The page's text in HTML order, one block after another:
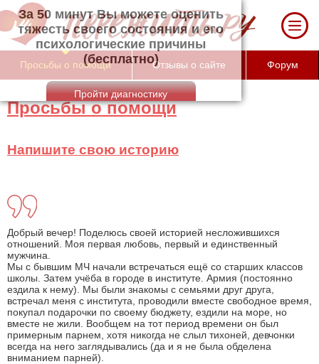
За 50 минут Вы можете оценить тяжесть
своего состояния и его психологические
причины (бесплатно)
Просьбы о помощи Отзывы о сайте Форум
Просьбы о помощи
Напишите свою историю
Добрый вечер! Поделюсь своей историей несложившихся
отношений. Моя первая любовь, первый и единственный
мужчина.
Мы с бывшим МЧ начали встречаться ещё со старших классов
школы. Затем учёба в городе в институте. Армия (постоянно
ездила к нему). Мы были знакомы с семьями друг друга,
встречал меня с института, проводили вместе свободное время,
покупал подарочки по своему бюджету, ездили на море, но
вместе не жили. Вообщем на тот период времени он был
примерным парнем, хотя никогда не слыл тихоней, девчонки
всегда на него заглядывались (да и я не была обделена
вниманием парней).